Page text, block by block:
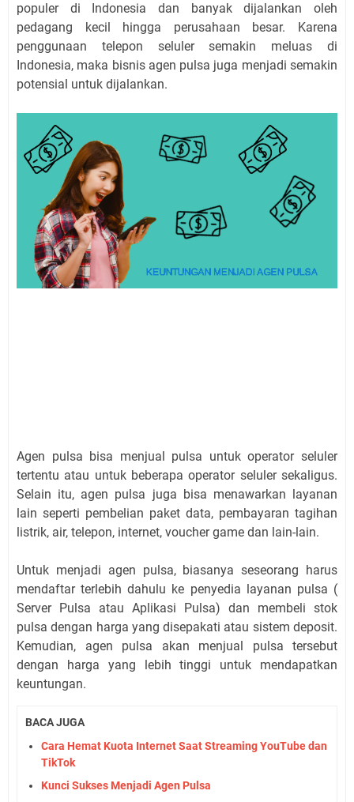
populer di Indonesia dan banyak dijalankan oleh
pedagang kecil hingga perusahaan besar. Karena
penggunaan telepon seluler semakin meluas di
Indonesia, maka bisnis agen pulsa juga menjadi semakin
potensial untuk dijalankan.
Agen pulsa bisa menjual pulsa untuk operator seluler
tertentu atau untuk beberapa operator seluler sekaligus.
Selain itu, agen pulsa juga bisa menawarkan layanan
lain seperti pembelian paket data, pembayaran tagihan
listrik, air, telepon, internet, voucher game dan lain-lain.
Untuk menjadi agen pulsa, biasanya seseorang harus
mendaftar terlebih dahulu ke penyedia layanan pulsa (
Server Pulsa atau Aplikasi Pulsa) dan membeli stok
pulsa dengan harga yang disepakati atau sistem deposit.
Kemudian, agen pulsa akan menjual pulsa tersebut
dengan harga yang lebih tinggi untuk mendapatkan
keuntungan.
BACA JUGA
Cara Hemat Kuota Internet Saat Streaming YouTube dan
TikTok
Kunci Sukses Menjadi Agen Pulsa